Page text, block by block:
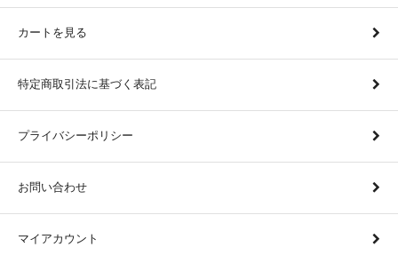
カートを見る
特定商取引法に基づく表記
プライバシーポリシー
お問い合わせ
マイアカウント